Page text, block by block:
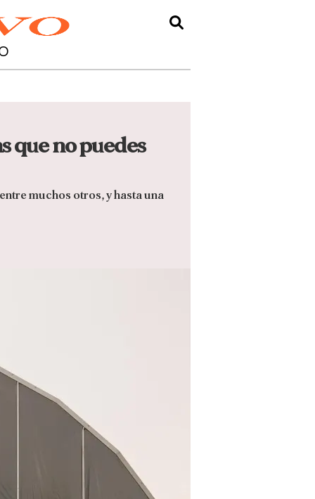
que no puedes
muchos otros, y hasta una